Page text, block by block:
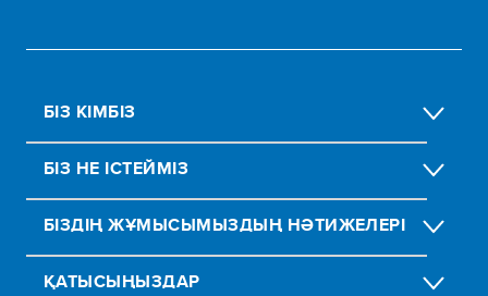
БІЗ КІМБІЗ
БІЗ НЕ ІСТЕЙМІЗ
БІЗДІҢ ЖҰМЫСЫМЫЗДЫҢ НӘТИЖЕЛЕРІ
ҚАТЫСЫҢЫЗДАР